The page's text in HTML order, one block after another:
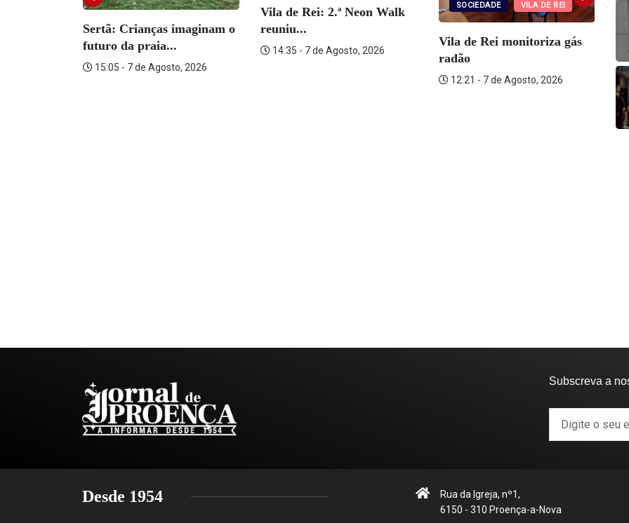
Sertã: Crianças imaginam o
futuro da praia...
15:05 - 7 de Agosto, 2026
Vila de Rei: 2.ª Neon Walk
reuniu...
14:35 - 7 de Agosto, 2026
SOCIEDADE VILA DE REI
Vila de Rei monitoriza gás
radão
12:21 - 7 de Agosto, 2026
Subscreva a
Desde 1954
Rua da Igreja, nº1,
6150 - 310 Proença-a-Nova